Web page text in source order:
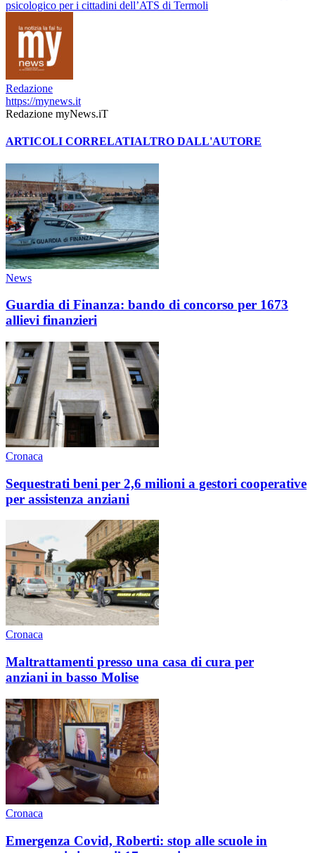
psicologico per i cittadini dell’ATS di Termoli
Redazione
https://mynews.it
Redazione myNews.iT
ARTICOLI CORRELATIALTRO DALL'AUTORE
News
Guardia di Finanza: bando di concorso per 1673
allievi finanzieri
Cronaca
Sequestrati beni per 2,6 milioni a gestori cooperative
per assistenza anziani
Cronaca
Maltrattamenti presso una casa di cura per
anziani in basso Molise
Cronaca
Emergenza Covid, Roberti: stop alle scuole in